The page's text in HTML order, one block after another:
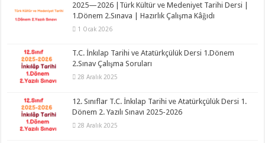
2025—2026 |Türk Kültür ve Medeniyet Tarihi Dersi |
1.Dönem 2.Sınava | Hazırlık Çalışma Kâğıdı
1 Ocak 2026
T.C. İnkılap Tarihi ve Atatürkçülük Dersi 1.Dönem
2.Sınav Çalışma Soruları
28 Aralık 2025
12. Sınıflar T.C. İnkılap Tarihi ve Atatürkçülük Dersi 1.
Dönem 2. Yazılı Sınavı 2025-2026
28 Aralık 2025